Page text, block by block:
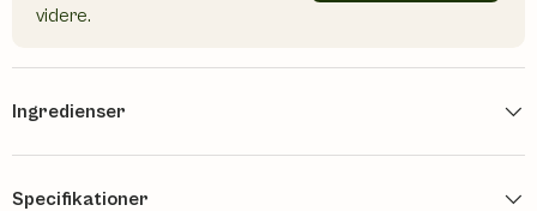
videre.
Ingredienser
Specifikationer